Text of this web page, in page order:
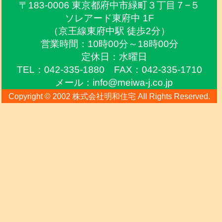
〒183-0006 東京都府中市緑町３丁目７−５
ソレアード東府中 1F
（京王線東府中駅 徒歩2分）
営業時間：10時00分～18時00分
定休日：水曜日
TEL：042-335-1880 FAX：042-335-1710
メール：info@meiwa-j.co.jp
Copyright © 2002 株式会社明和住宅 All Rights Reserved.